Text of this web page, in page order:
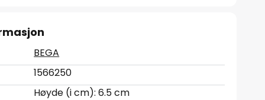
BEGA
1566250
Høyde (i cm): 6.5 cm